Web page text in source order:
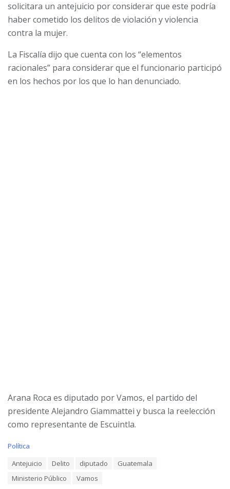
solicitara un antejuicio por considerar que este podría
haber cometido los delitos de violación y violencia
contra la mujer.
La Fiscalía dijo que cuenta con los “elementos
racionales” para considerar que el funcionario participó
en los hechos por los que lo han denunciado.
Arana Roca es diputado por Vamos, el partido del
presidente Alejandro Giammattei y busca la reelección
como representante de Escuintla.
C
Política
Antejuicio Delito diputado
Guatemala
Ministerio Público
Vamos